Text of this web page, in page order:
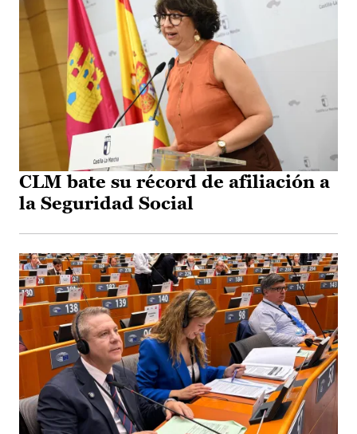
CLM bate su récord de afiliación a
la Seguridad Social